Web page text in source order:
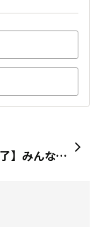
【募集終了】みんなでコーヒーギフトを作ろう🎁～コーヒー篇～